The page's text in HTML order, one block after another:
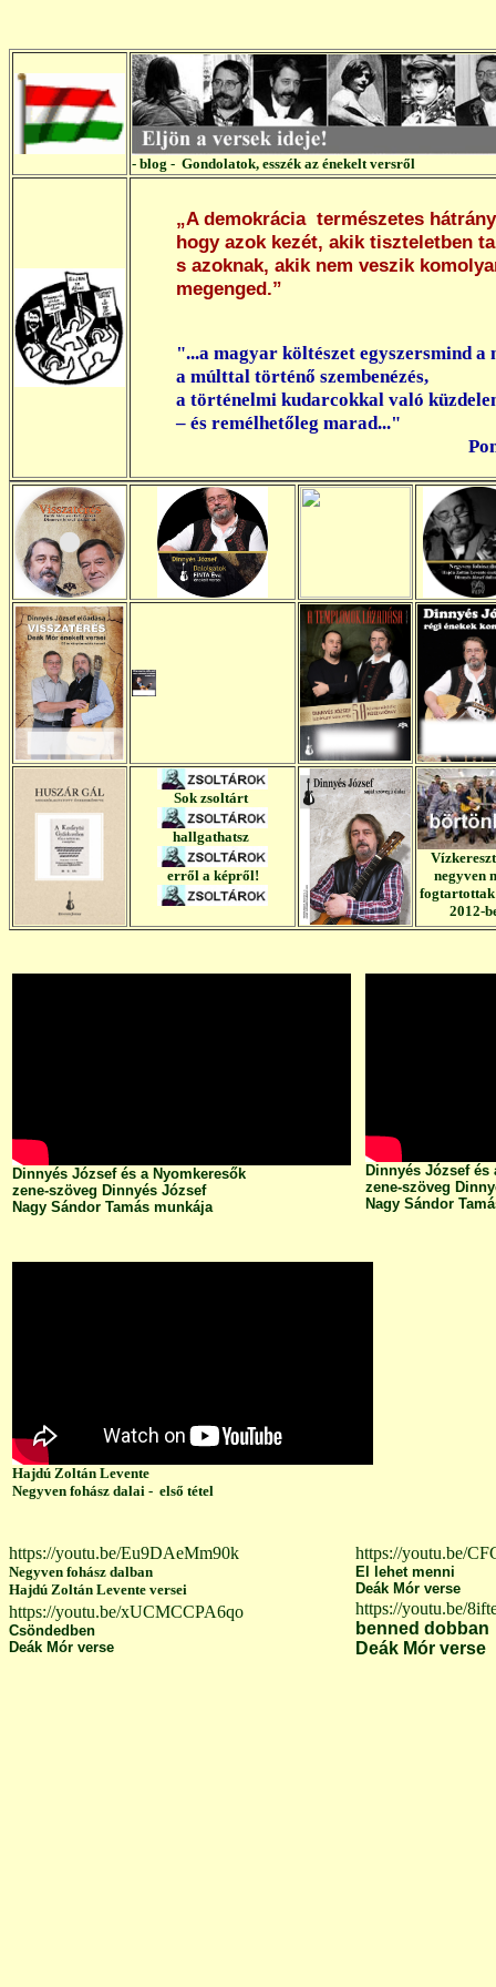
- blog - Gondolatok, esszék az énekelt versről
„A demokrácia természetes
hogy azok kezét, akik tiszteletben
s azoknak, akik nem veszik
megenged.”
"...a magyar költészet egyszersmind a
a múlttal történő szembenézés,
a történelmi kudarcokkal való
– és remélhetőleg marad..."
Pomogáts
Sok zsoltárt
hallgathatsz
erről a képről!
negyven
2012-
Dinnyés József és a Nyomkeresők
zene-szöveg Dinnyés József
Nagy Sándor Tamás munkája
Dinnyés József és
zene-szöveg
Nagy Sándor
Hajdú Zoltán Levente
Negyven fohász dalai - első tétel
https://youtu.be/Eu9DAeMm90k
Negyven fohász dalban
Hajdú Zoltán Levente versei
https://youtu.be/
El lehet menni
Deák Mór verse
https://youtu.be/xUCMCCPA6qo
Csöndedben
Deák Mór verse
https://youtu.be/
benned dobban
Deák Mór verse